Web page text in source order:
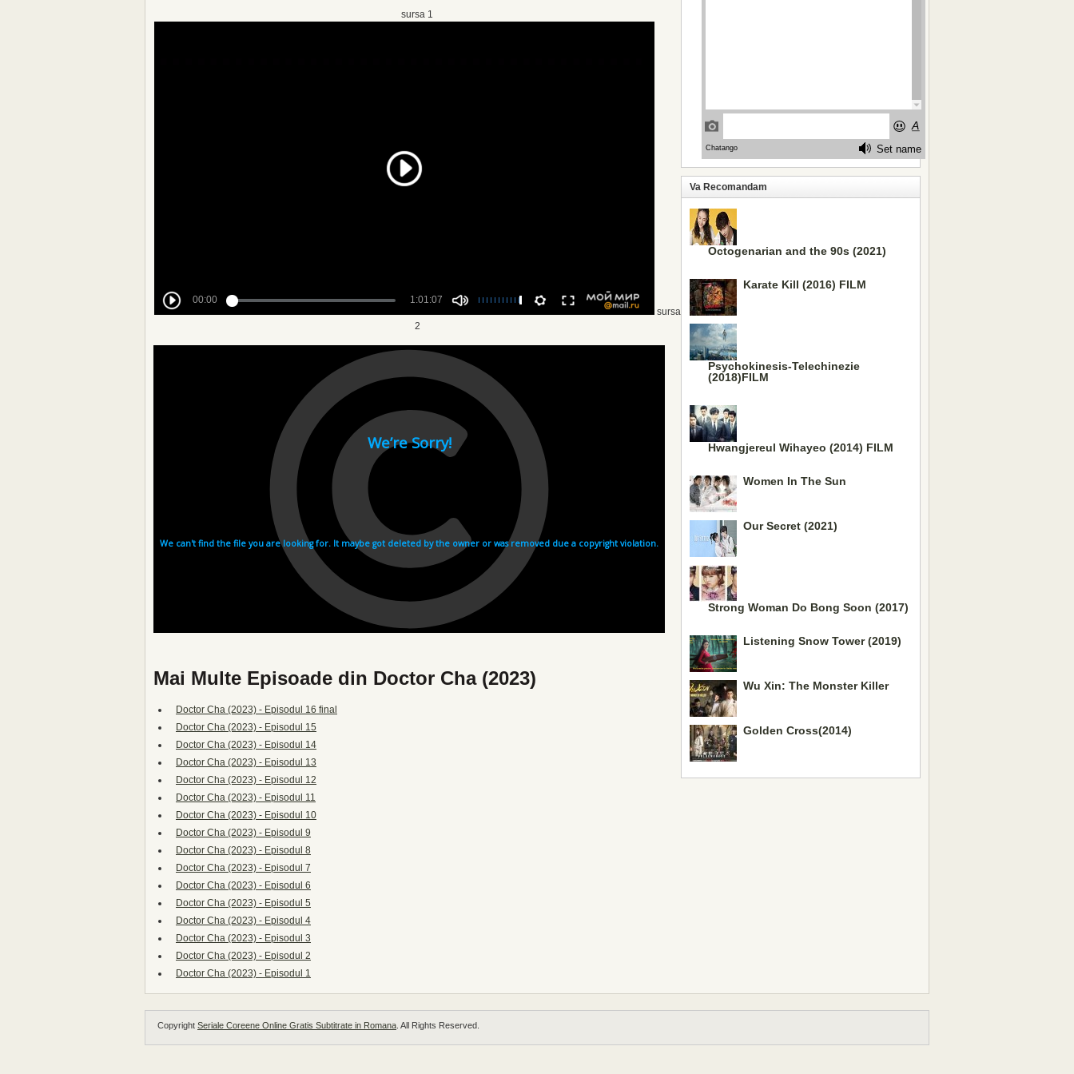
sursa 1
sursa
2
Mai Multe Episoade din Doctor Cha (2023)
Doctor Cha (2023) - Episodul 16 final
Doctor Cha (2023) - Episodul 15
Doctor Cha (2023) - Episodul 14
Doctor Cha (2023) - Episodul 13
Doctor Cha (2023) - Episodul 12
Doctor Cha (2023) - Episodul 11
Doctor Cha (2023) - Episodul 10
Doctor Cha (2023) - Episodul 9
Doctor Cha (2023) - Episodul 8
Doctor Cha (2023) - Episodul 7
Doctor Cha (2023) - Episodul 6
Doctor Cha (2023) - Episodul 5
Doctor Cha (2023) - Episodul 4
Doctor Cha (2023) - Episodul 3
Doctor Cha (2023) - Episodul 2
Doctor Cha (2023) - Episodul 1
Va Recomandam
Octogenarian and the 90s (2021)
Karate Kill (2016) FILM
Psychokinesis-Telechinezie
(2018)FILM
Hwangjereul Wihayeo (2014) FILM
Women In The Sun
Our Secret (2021)
Strong Woman Do Bong Soon (2017)
Listening Snow Tower (2019)
Wu Xin: The Monster Killer
Golden Cross(2014)
Copyright Seriale Coreene Online Gratis Subtitrate in Romana . All Rights Reserved.